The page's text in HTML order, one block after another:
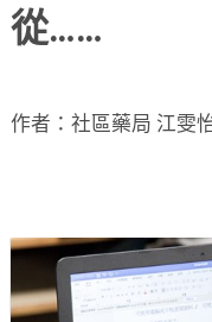
從……
作者：社區藥局 江雯